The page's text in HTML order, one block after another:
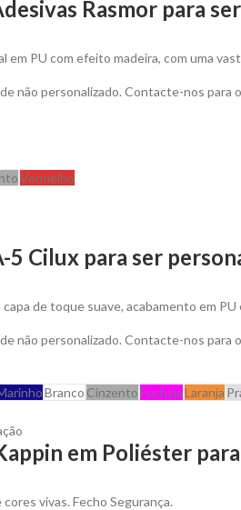
Rasmor para
em PU com efeito madeira, com uma
não personalizado. Contacte-nos
Vermelho
5 Cilux para ser
de toque suave, acabamento em PU
não personalizado. Contacte-nos
Branco CinzentoFuchsiaLaranja
em Poliéster
vivas. Fecho Segurança.